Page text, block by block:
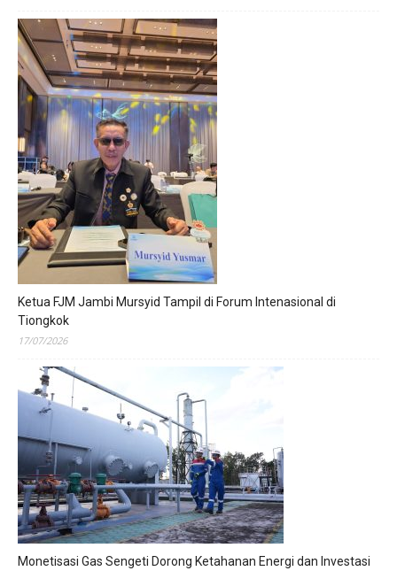
Ketua FJM Jambi Mursyid Tampil di Forum Intenasional di
Tiongkok
17/07/2026
Monetisasi Gas Sengeti Dorong Ketahanan Energi dan Investasi